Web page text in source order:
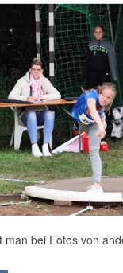
man bei Fotos von